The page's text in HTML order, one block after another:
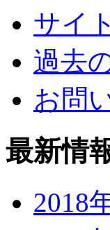
サイ
過去
お問
最新情
2018